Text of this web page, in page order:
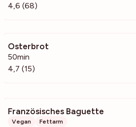
4,6 (68)
Osterbrot
50min
4,7 (15)
Französisches Baguette
Vegan Fettarm